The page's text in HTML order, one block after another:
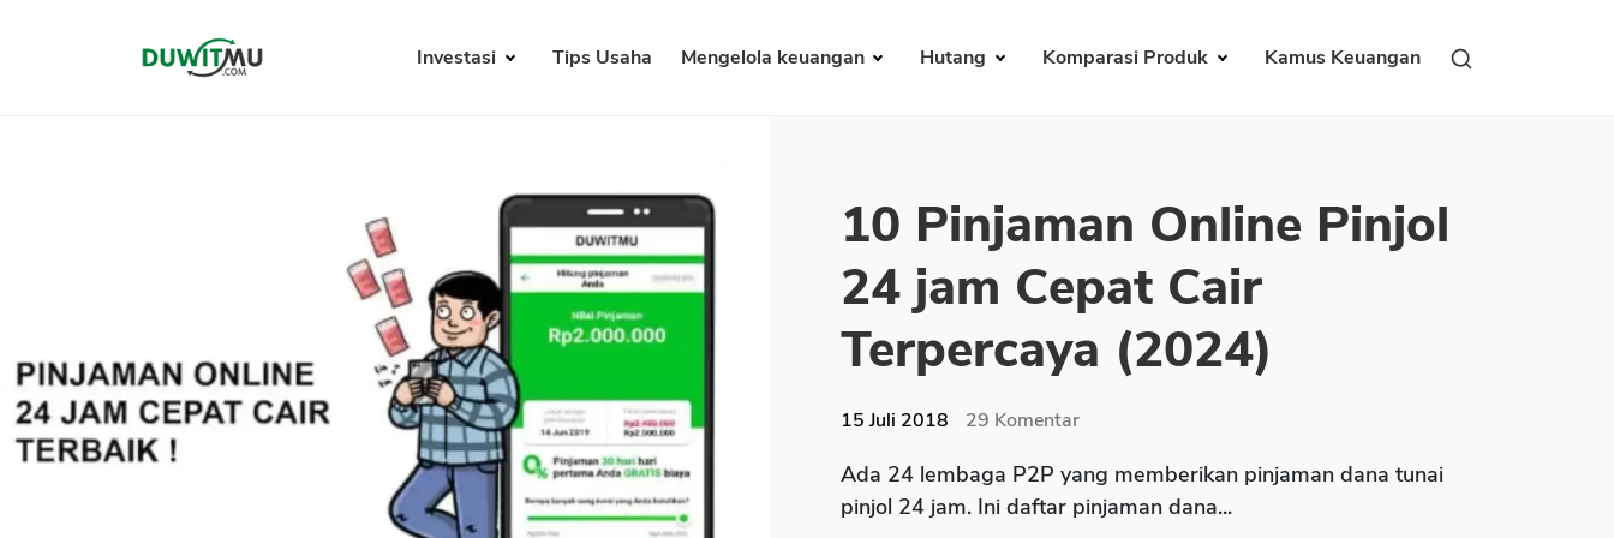
Investasi Tips Usaha Mengelola keuangan Hutang Komparasi Produk Kamus Keuangan
10 Pinjaman Online Pinjol
24 jam Cepat Cair
Terpercaya (2024)
15 Juli 2018 29 Komentar
Ada 24 lembaga P2P yang memberikan pinjaman dana tunai
pinjol 24 jam. Ini daftar pinjaman dana...